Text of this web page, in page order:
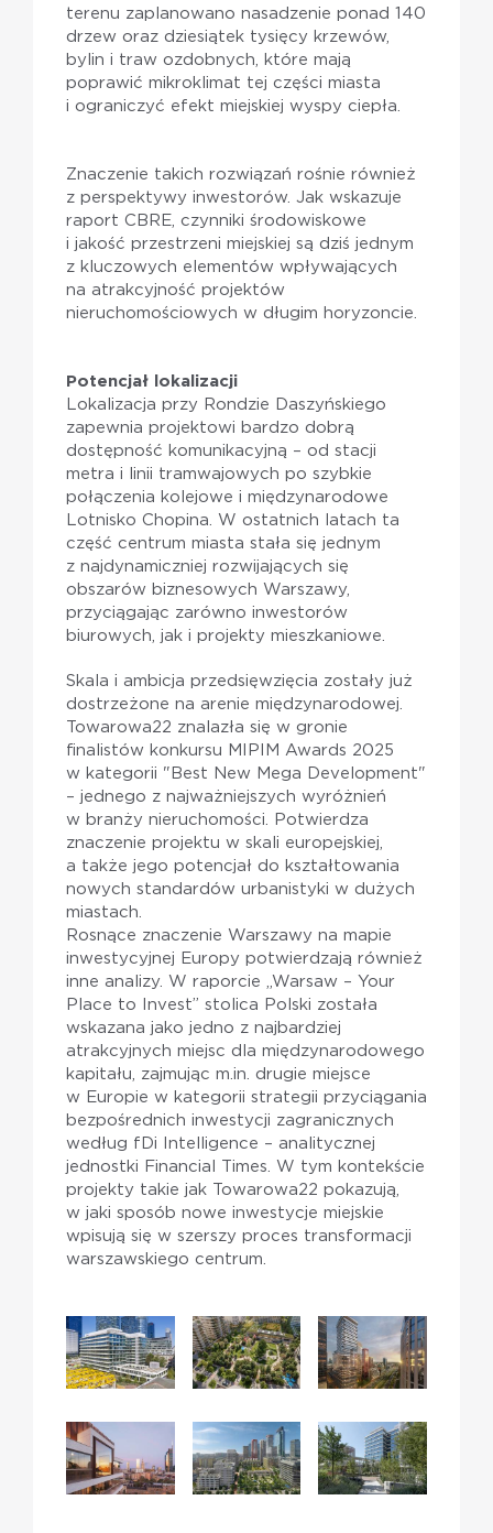
terenu zaplanowano nasadzenie ponad 140
drzew oraz dziesiątek tysięcy krzewów,
bylin i traw ozdobnych, które mają
poprawić mikroklimat tej części miasta
i ograniczyć efekt miejskiej wyspy ciepła.
Znaczenie takich rozwiązań rośnie również
z perspektywy inwestorów. Jak wskazuje
raport CBRE, czynniki środowiskowe
i jakość przestrzeni miejskiej są dziś jednym
z kluczowych elementów wpływających
na atrakcyjność projektów
nieruchomościowych w długim horyzoncie.
Potencjał lokalizacji
Lokalizacja przy Rondzie Daszyńskiego
zapewnia projektowi bardzo dobrą
dostępność komunikacyjną – od stacji
metra i linii tramwajowych po szybkie
połączenia kolejowe i międzynarodowe
Lotnisko Chopina. W ostatnich latach ta
część centrum miasta stała się jednym
z najdynamiczniej rozwijających się
obszarów biznesowych Warszawy,
przyciągając zarówno inwestorów
biurowych, jak i projekty mieszkaniowe.
Skala i ambicja przedsięwzięcia zostały już
dostrzeżone na arenie międzynarodowej.
Towarowa22 znalazła się w gronie
finalistów konkursu MIPIM Awards 2025
w kategorii "Best New Mega Development"
– jednego z najważniejszych wyróżnień
w branży nieruchomości. Potwierdza
znaczenie projektu w skali europejskiej,
a także jego potencjał do kształtowania
nowych standardów urbanistyki w dużych
miastach.
Rosnące znaczenie Warszawy na mapie
inwestycyjnej Europy potwierdzają również
inne analizy. W raporcie „Warsaw – Your
Place to Invest” stolica Polski została
wskazana jako jedno z najbardziej
atrakcyjnych miejsc dla międzynarodowego
kapitału, zajmując m.in. drugie miejsce
w Europie w kategorii strategii przyciągania
bezpośrednich inwestycji zagranicznych
według fDi Intelligence – analitycznej
jednostki Financial Times. W tym kontekście
projekty takie jak Towarowa22 pokazują,
w jaki sposób nowe inwestycje miejskie
wpisują się w szerszy proces transformacji
warszawskiego centrum.